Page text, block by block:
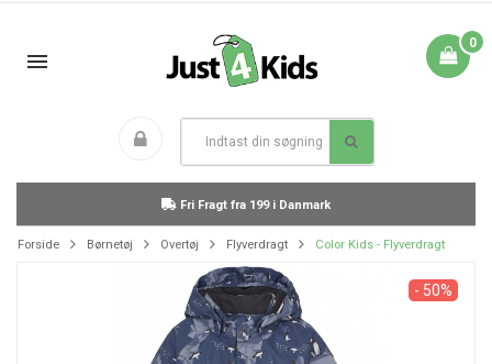
0
Fri Fragt fra 199 i Danmark
Forside Børnetøj Overtøj Flyverdragt Color Kids - Flyverdragt
- 50%